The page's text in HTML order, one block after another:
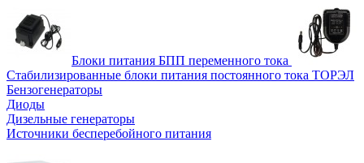
Блоки питания БПП переменного тока
Стабилизированные блоки питания постоянного тока ТОРЭЛ
Бензогенераторы
Диоды
Дизельные генераторы
Источники бесперебойного питания